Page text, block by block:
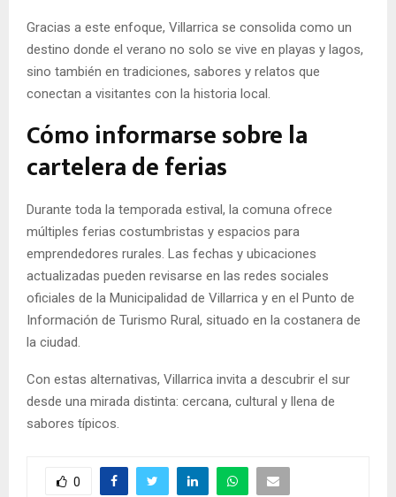
Gracias a este enfoque, Villarrica se consolida como un
destino donde el verano no solo se vive en playas y lagos,
sino también en tradiciones, sabores y relatos que
conectan a visitantes con la historia local.
Cómo informarse sobre la
cartelera de ferias
Durante toda la temporada estival, la comuna ofrece
múltiples ferias costumbristas y espacios para
emprendedores rurales. Las fechas y ubicaciones
actualizadas pueden revisarse en las redes sociales
oficiales de la Municipalidad de Villarrica y en el Punto de
Información de Turismo Rural, situado en la costanera de
la ciudad.
Con estas alternativas, Villarrica invita a descubrir el sur
desde una mirada distinta: cercana, cultural y llena de
sabores típicos.
0